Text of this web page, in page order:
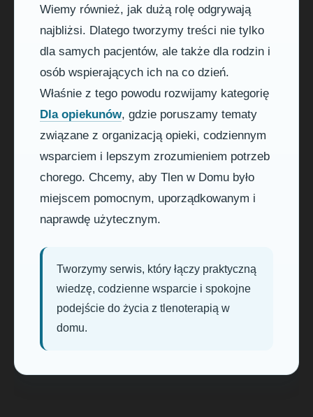
Wiemy również, jak dużą rolę odgrywają
najbliżsi. Dlatego tworzymy treści nie tylko
dla samych pacjentów, ale także dla rodzin i
osób wspierających ich na co dzień.
Właśnie z tego powodu rozwijamy kategorię
Dla opiekunów, gdzie poruszamy tematy
związane z organizacją opieki, codziennym
wsparciem i lepszym zrozumieniem potrzeb
chorego. Chcemy, aby Tlen w Domu było
miejscem pomocnym, uporządkowanym i
naprawdę użytecznym.
Tworzymy serwis, który łączy praktyczną
wiedzę, codzienne wsparcie i spokojne
podejście do życia z tlenoterapią w
domu.